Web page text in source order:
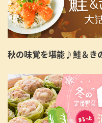
秋の味覚を堪能♪鮭＆き